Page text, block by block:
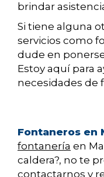
brindar
Si tiene alguna
servicios como
dude en
Estoy aquí para
necesidades de
Fontaneros en
fontanería en
caldera?, no te
contactarnos y